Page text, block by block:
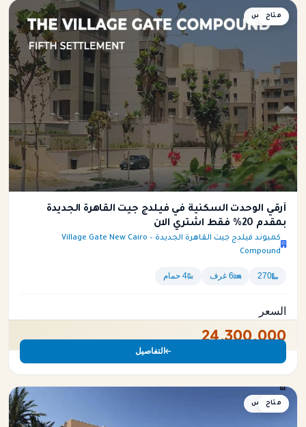
دوبلكس
متاح
أرقي الوحدت السكنية في فيلدج جيت القاهرة الجديدة
بمقدم 20% فقط اشتري الان
كمبوند فيلدج جيت القاهرة الجديدة – Village Gate New Cairo
Compound
270 6 غرف 4 حمام
السعر
24,300,000
التفاصيل
دوبلكس
متاح